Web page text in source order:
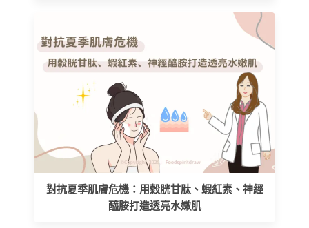
對抗夏季肌膚危機：用穀胱甘肽、蝦紅素、神經
醯胺打造透亮水嫩肌